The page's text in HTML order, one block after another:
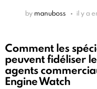
by manuboss il y a
Comment les
peuvent fidéliser
agents
Engine Watch